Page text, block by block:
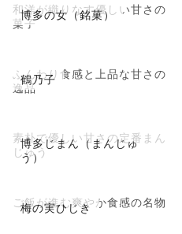
博多の女（銘菓）
和洋が織りなす優しい甘さの
菓子
鶴乃子
ふんわり食感と上品な甘さの
逸品
博多じまん（まんじゅ
う）
素朴で優しい甘さの定番まん
じゅう
梅の実ひじき
ご飯が進む爽やか食感の名物